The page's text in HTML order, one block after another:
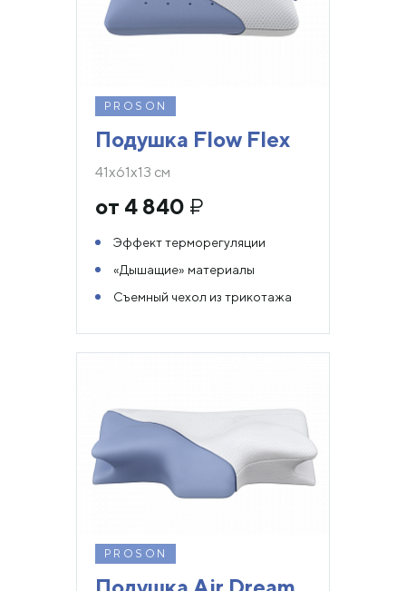
PROSON
Подушка Flow Flex
41х61х13 см
от 4 840 ₽
Эффект терморегуляции
«Дышащие» материалы
Съемный чехол из трикотажа
PROSON